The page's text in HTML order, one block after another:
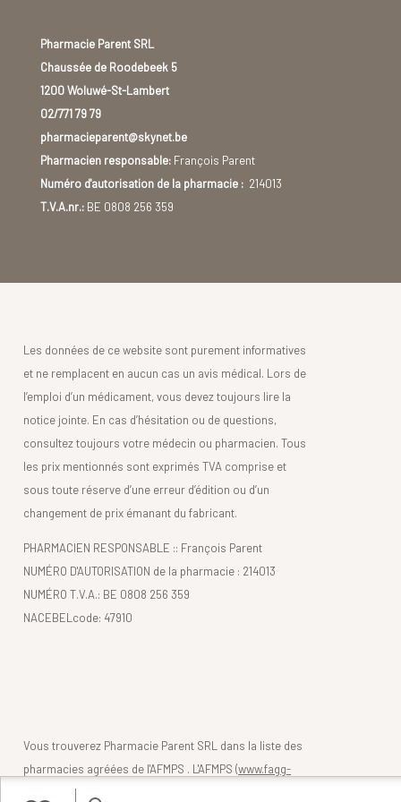
Pharmacie Parent SRL
Chaussée de Roodebeek 5
1200 Woluwé-St-Lambert
02/771 79 79
pharmacieparent@skynet.be
Pharmacien responsable:François Parent
Numéro d'autorisation de la pharmacie :214013
T.V.A.nr.:BE 0808 256 359
Les données de ce website sont purement informatives
et ne remplacent en aucun cas un avis médical. Lors de
l’emploi d’un médicament, vous devez toujours lire la
notice jointe. En cas d’hésitation ou de questions,
consultez toujours votre médecin ou pharmacien. Tous
les prix mentionnés sont exprimés TVA comprise et
sous toute réserve d’une erreur d’édition ou d’un
changement de prix émanant du fabricant.
PHARMACIEN RESPONSABLE :: François Parent
NUMÉRO D'AUTORISATION de la pharmacie : 214013
NUMÉRO T.V.A.: BE 0808 256 359
NACEBELcode: 47910
Vous trouverez Pharmacie Parent SRL dans la liste des
pharmacies agréées de l'AFMPS . L'AFMPS (www.fagg-
contrôle la légalité des pharmacies belges